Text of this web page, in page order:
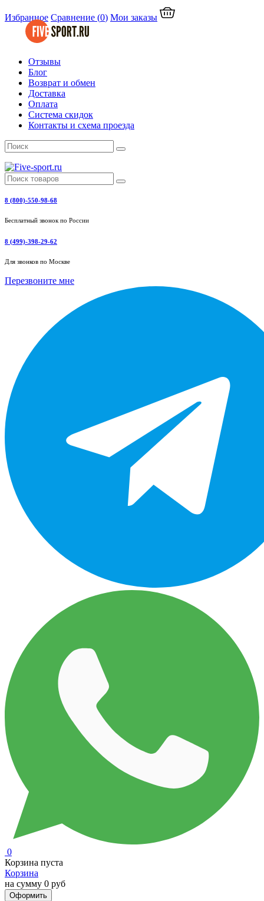
Избранное Сравнение (0) Мои заказы
Отзывы
Блог
Возврат и обмен
Доставка
Оплата
Система скидок
Контакты и схема проезда
8 (800)-550-98-68
Бесплатный звонок по России
8 (499)-398-29-62
Для звонков по Москве
Перезвоните мне
0
Корзина пуста
Корзина
на сумму 0 руб
Оформить